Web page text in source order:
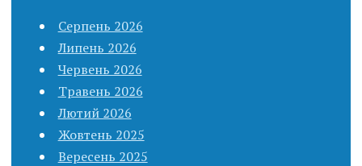
Серпень 2026
Липень 2026
Червень 2026
Травень 2026
Лютий 2026
Жовтень 2025
Вересень 2025